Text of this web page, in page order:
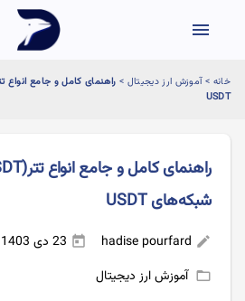
menu
خانه >آموزش ارز دیجیتال >
USDT
شبکه‌های USDT
edit
today
folder_open آموزش ارز دیجیتال